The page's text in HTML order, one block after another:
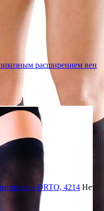
расширением вен
ORTO, 4214 Нет